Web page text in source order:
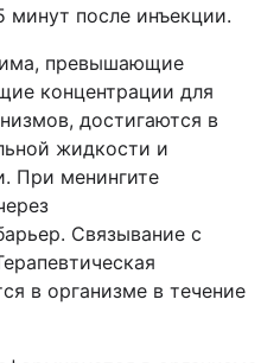
минут после инъекции.
превышающие
концентрации для
достигаются в
жидкости и
При менингите
Связывание с
в организме в течение